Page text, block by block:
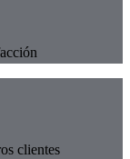
clientes